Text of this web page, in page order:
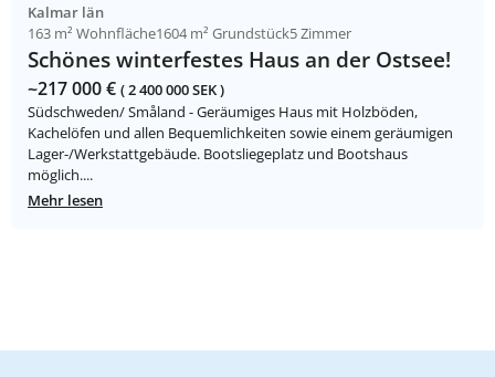
Kalmar län
163 m² Wohnfläche1604 m² Grundstück5 Zimmer
Schönes winterfestes Haus an der Ostsee!
~217 000 € ( 2 400 000 SEK )
Südschweden/ Småland - Geräumiges Haus mit Holzböden,
Kachelöfen und allen Bequemlichkeiten sowie einem geräumigen
Lager-/Werkstattgebäude. Bootsliegeplatz und Bootshaus
möglich....
Mehr lesen